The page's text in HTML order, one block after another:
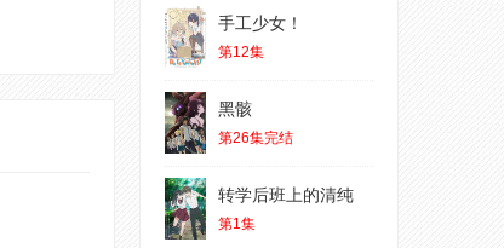
手工少女！
第12集
黑骸
第26集完结
转学后班上的清纯
第1集